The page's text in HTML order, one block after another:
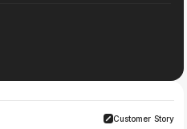
Customer Story